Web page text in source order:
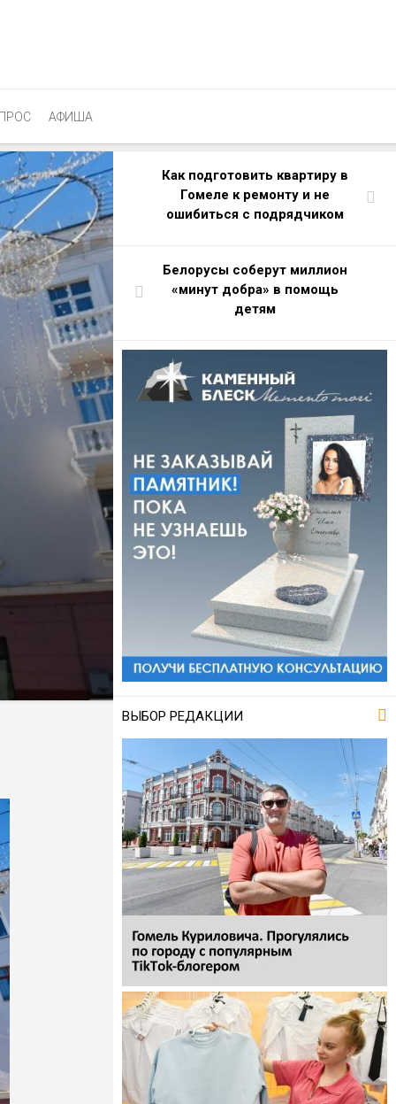
АФИША
Как подготовить квартиру в
Гомеле к ремонту и не
ошибиться с подрядчиком
Белорусы соберут миллион
«минут добра» в помощь
детям
ВЫБОР РЕДАКЦИИ